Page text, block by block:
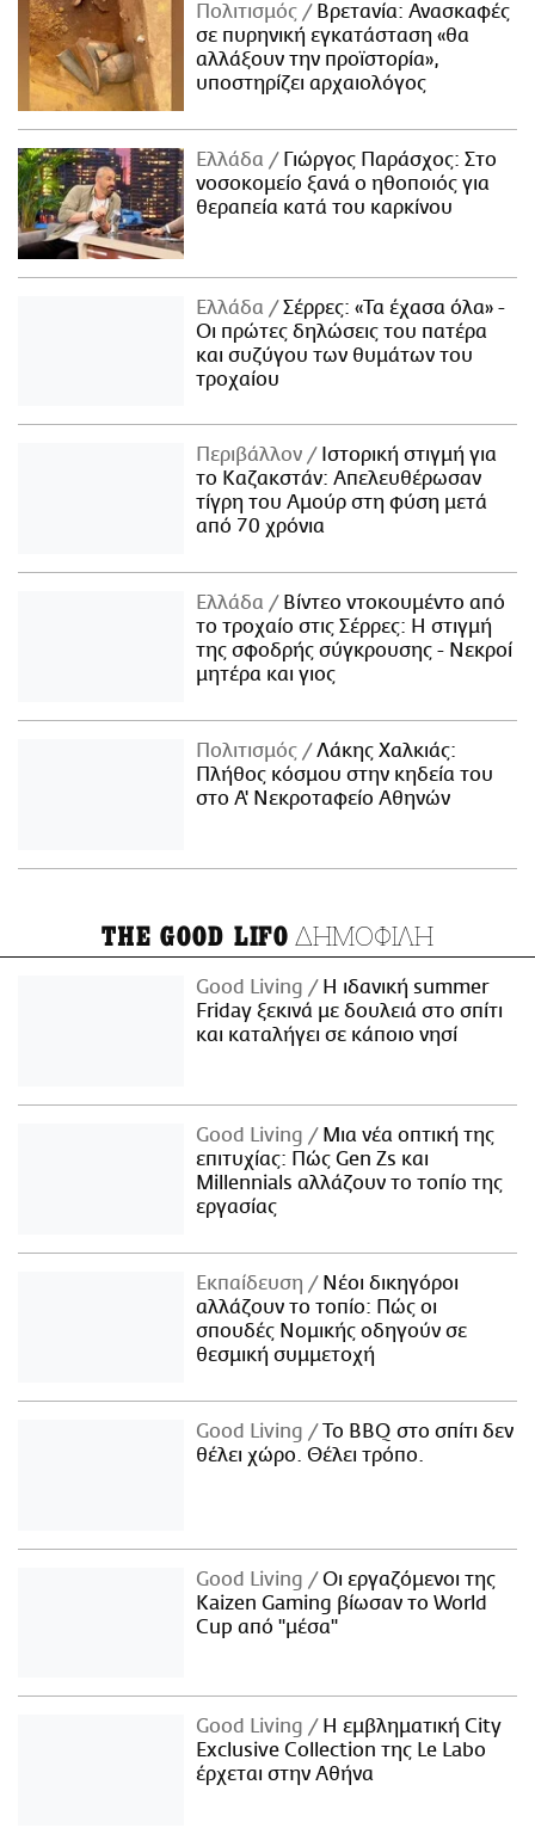
Πολιτισμός
Βρετανία: Ανασκαφές
σε πυρηνική εγκατάσταση «θα
αλλάξουν την προϊστορία»,
υποστηρίζει αρχαιολόγος
Ελλάδα
Γιώργος Παράσχος: Στο
νοσοκομείο ξανά ο ηθοποιός για
θεραπεία κατά του καρκίνου
Ελλάδα
Σέρρες: «Τα έχασα όλα» -
Οι πρώτες δηλώσεις του πατέρα
και συζύγου των θυμάτων του
τροχαίου
Περιβάλλον
Ιστορική στιγμή για
το Καζακστάν: Απελευθέρωσαν
τίγρη του Αμούρ στη φύση μετά
από 70 χρόνια
Ελλάδα
Βίντεο ντοκουμέντο από
το τροχαίο στις Σέρρες: Η στιγμή
της σφοδρής σύγκρουσης - Νεκροί
μητέρα και γιος
Πολιτισμός
Λάκης Χαλκιάς:
Πλήθος κόσμου στην κηδεία του
στο Α' Νεκροταφείο Αθηνών
THE GOOD LIFO ΔΗΜΟΦΙΛΗ
Good Living
Η ιδανική summer
Friday ξεκινά με δουλειά στο σπίτι
και καταλήγει σε κάποιο νησί
Good Living
Μια νέα οπτική της
επιτυχίας: Πώς Gen Zs και
Millennials αλλάζουν το τοπίο της
εργασίας
Εκπαίδευση
Νέοι δικηγόροι
αλλάζουν το τοπίο: Πώς οι
σπουδές Νομικής οδηγούν σε
θεσμική συμμετοχή
Good Living
Το BBQ στο σπίτι δεν
θέλει χώρο. Θέλει τρόπο.
Good Living
Οι εργαζόμενοι της
Kaizen Gaming βίωσαν το World
Cup από "μέσα"
Good Living
Η εμβληματική City
Exclusive Collection της Le Labo
έρχεται στην Αθήνα